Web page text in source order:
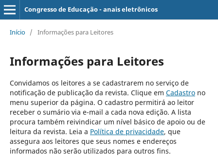
Congresso de Educação - anais eletrônicos
Início / Informações para Leitores
Informações para Leitores
Convidamos os leitores a se cadastrarem no serviço de
notificação de publicação da revista. Clique em Cadastrono
menu superior da página. O cadastro permitirá ao leitor
receber o sumário via e-mail a cada nova edição. A lista
procura também reivindicar um nível básico de apoio ou de
leitura da revista. Leia a Política de privacidade, que
assegura aos leitores que seus nomes e endereços
informados não serão utilizados para outros fins.